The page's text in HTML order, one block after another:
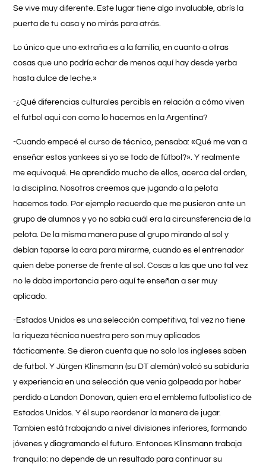
Se vive muy diferente. Este lugar tiene algo invaluable, abrís la
puerta de tu casa y no mirás para atrás.
Lo único que uno extraña es a la familia, en cuanto a otras
cosas que uno podría echar de menos aquí hay desde yerba
hasta dulce de leche.»
-¿Qué diferencias culturales percibís en relación a cómo viven
el futbol aqui con como lo hacemos en la Argentina?
-Cuando empecé el curso de técnico, pensaba: «Qué me van a
enseñar estos yankees si yo se todo de fútbol?». Y realmente
me equivoqué. He aprendido mucho de ellos, acerca del orden,
la disciplina. Nosotros creemos que jugando a la pelota
hacemos todo. Por ejemplo recuerdo que me pusieron ante un
grupo de alumnos y yo no sabía cuál era la circunsferencia de la
pelota. De la misma manera puse al grupo mirando al sol y
debían taparse la cara para mirarme, cuando es el entrenador
quien debe ponerse de frente al sol. Cosas a las que uno tal vez
no le daba importancia pero aquí te enseñan a ser muy
aplicado.
-Estados Unidos es una selección competitiva, tal vez no tiene
la riqueza técnica nuestra pero son muy aplicados
tácticamente. Se dieron cuenta que no solo los ingleses saben
de futbol. Y Jürgen Klinsmann (su DT alemán) volcó su sabiduría
y experiencia en una selección que venia golpeada por haber
perdido a Landon Donovan, quien era el emblema futbolístico de
Estados Unidos. Y él supo reordenar la manera de jugar.
Tambien está trabajando a nivel divisiones inferiores, formando
jóvenes y diagramando el futuro. Entonces Klinsmann trabaja
tranquilo: no depende de un resultado para continuar su